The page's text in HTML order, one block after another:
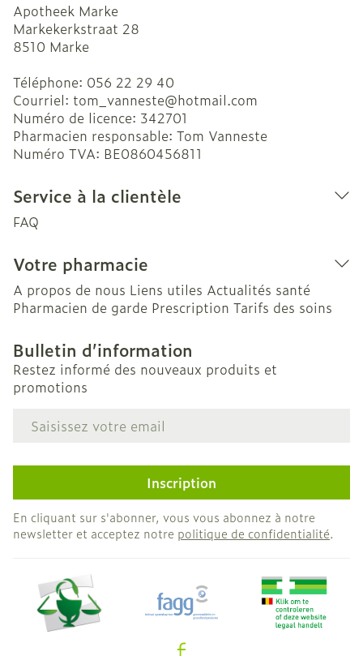
Apotheek Marke
Markekerkstraat 28
8510 Marke
Téléphone: 056 22 29 40
Courriel: tom_vanneste@hotmail.com
Numéro de licence: 342701
Pharmacien responsable: Tom Vanneste
Numéro TVA: BE0860456811
Service à la clientèle
FAQ
Votre pharmacie
A propos de nous Liens utiles Actualités santé
Pharmacien de garde Prescription Tarifs des soins
Bulletin d’information
Restez informé des nouveaux produits et
promotions
Adresse mail
Inscription
En cliquant sur s'abonner, vous vous abonnez à notre
newsletter et acceptez notre politique de confidentialité.